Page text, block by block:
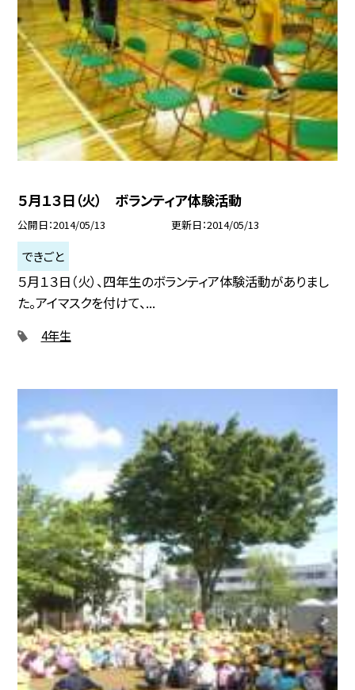
５月１３日（火） ボランティア体験活動
公開日 2014/05/13 更新日 2014/05/13
できごと
５月１３日（火）、四年生のボランティア体験活動がありまし
た。アイマスクを付けて、...
4年生